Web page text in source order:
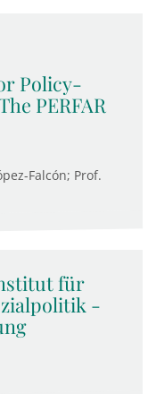
Policy-
PERFAR
Falcón; Prof.
für
-